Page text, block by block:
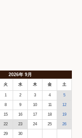
2026年9月
火 水 木 金 土
1 2 3 4 5
8 9 10 11 12
15 16 17 18 19
22 23 24 25 26
29 30